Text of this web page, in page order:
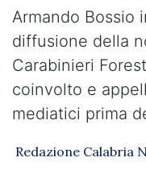
Armando Bossio
diffusione della
Carabinieri
coinvolto e
mediatici prima
Redazione Calabria